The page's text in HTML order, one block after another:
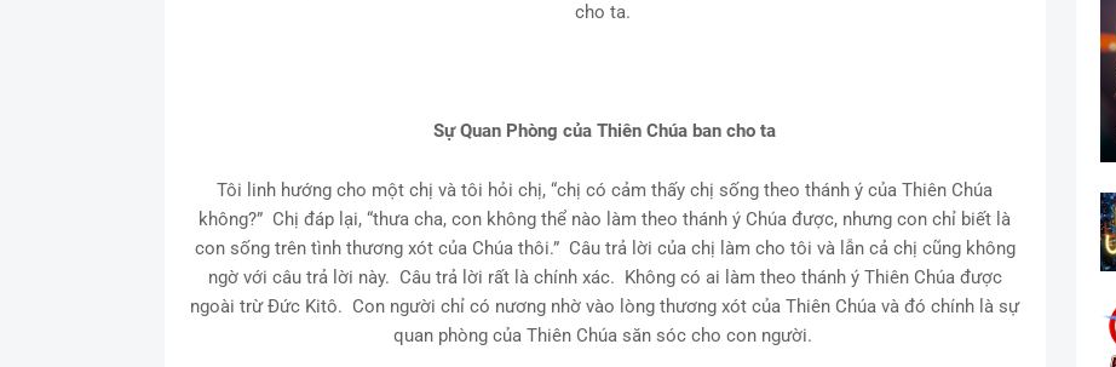
cho ta.
Sự Quan Phòng của Thiên Chúa ban cho ta
Tôi linh hướng cho một chị và tôi hỏi chị, “chị có cảm thấy chị sống theo thánh ý của Thiên Chúa
không?” Chị đáp lại, “thưa cha, con không thể nào làm theo thánh ý Chúa được, nhưng con chỉ biết là
con sống trên tình thương xót của Chúa thôi.” Câu trả lời của chị làm cho tôi và lẫn cả chị cũng không
ngờ với câu trả lời này. Câu trả lời rất là chính xác. Không có ai làm theo thánh ý Thiên Chúa được
ngoài trừ Đức Kitô. Con người chỉ có nương nhờ vào lòng thương xót của Thiên Chúa và đó chính là sự
quan phòng của Thiên Chúa săn sóc cho con người.